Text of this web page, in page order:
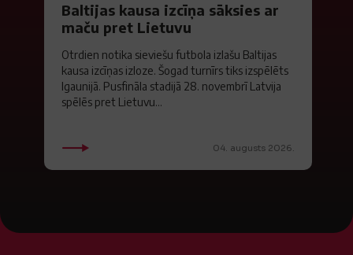
Baltijas kausa izcīņa sāksies ar
maču pret Lietuvu
Otrdien notika sieviešu futbola izlašu Baltijas
kausa izcīņas izloze. Šogad turnīrs tiks izspēlēts
Igaunijā. Pusfināla stadijā 28. novembrī Latvija
spēlēs pret Lietuvu...
04. augusts 2026.